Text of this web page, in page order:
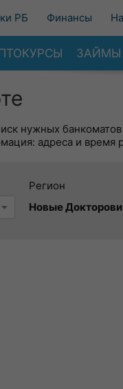
РБ Финансы
ЗАЙМЫ
нужных
адреса и время
Регион
Новые